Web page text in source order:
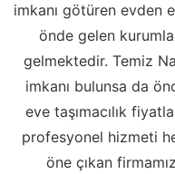
imkanı götüren evden
önde gelen
gelmektedir. Temiz
imkanı bulunsa da
eve taşımacılık
profesyonel hizmeti
öne çıkan